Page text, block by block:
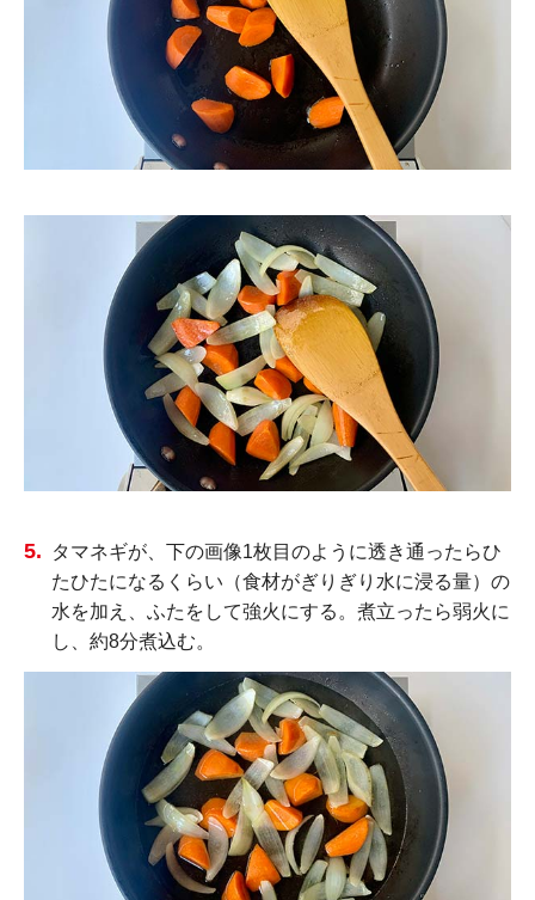
タマネギが、下の画像1枚目のように透き通ったらひ
たひたになるくらい（食材がぎりぎり水に浸る量）の
水を加え、ふたをして強火にする。煮立ったら弱火に
し、約8分煮込む。